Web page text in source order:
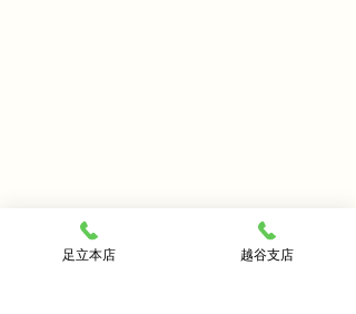
足立本店 越谷支店